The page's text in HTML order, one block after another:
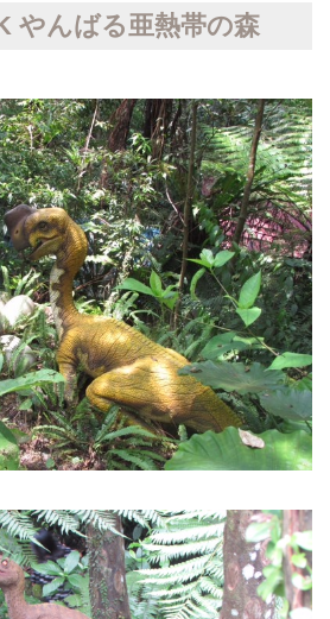
やんばる亜熱帯の森